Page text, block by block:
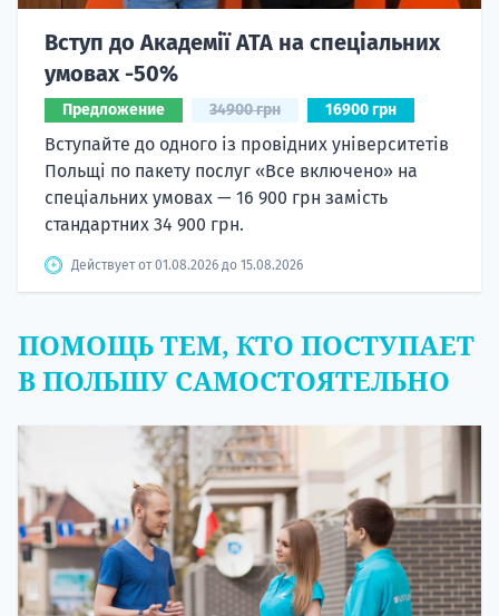
Вступ до Академії ATA на спеціальних
умовах -50%
Предложение 34900 грн 16900 грн
Вступайте до одного із провідних університетів
Польщі по пакету послуг «Все включено» на
спеціальних умовах — 16 900 грн замість
стандартних 34 900 грн.
Действует от 01.08.2026 до 15.08.2026
ПОМОЩЬ ТЕМ, КТО ПОСТУПАЕТ
В ПОЛЬШУ САМОСТОЯТЕЛЬНО